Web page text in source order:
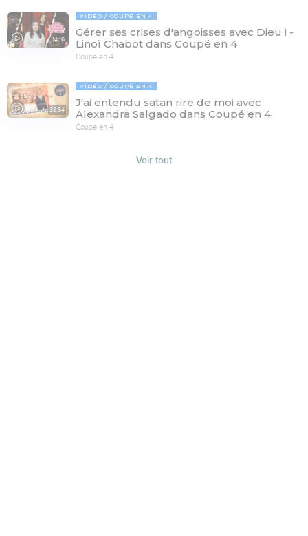
14:16
VIDÉO COUPÉ EN 4
Gérer ses crises d'angoisses avec Dieu ! -
Linoï Chabot dans Coupé en 4
Coupé en 4
33:54
VIDÉO COUPÉ EN 4
J'ai entendu satan rire de moi avec
Alexandra Salgado dans Coupé en 4
Coupé en 4
Voir tout